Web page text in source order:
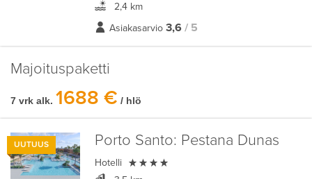
2,4 km
Asiakasarvio 3,6 / 5
Majoituspaketti
7 vrk alk. 1688 € / hlö
UUTUUS Porto Santo: Pestana Dunas
Hotelli 